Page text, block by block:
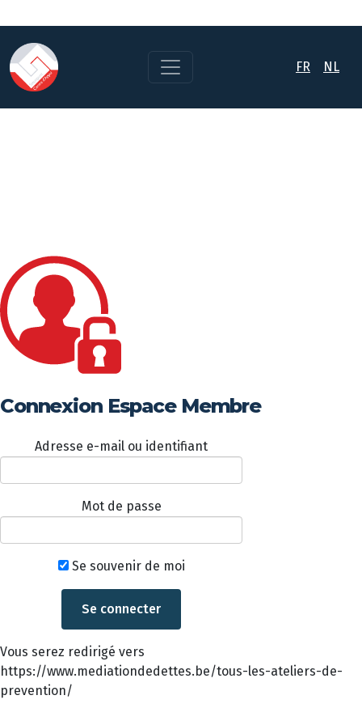
FR NL
Connexion Espace Membre
Adresse e-mail ou identifiant
Mot de passe
Se souvenir de moi
Vous serez redirigé vers
https://www.mediationdedettes.be/tous-les-ateliers-de-
prevention/